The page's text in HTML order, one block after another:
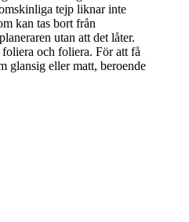
tejp liknar inte
kan tas bort från
utan att det låter.
och foliera. För att få
glansig eller matt, beroende